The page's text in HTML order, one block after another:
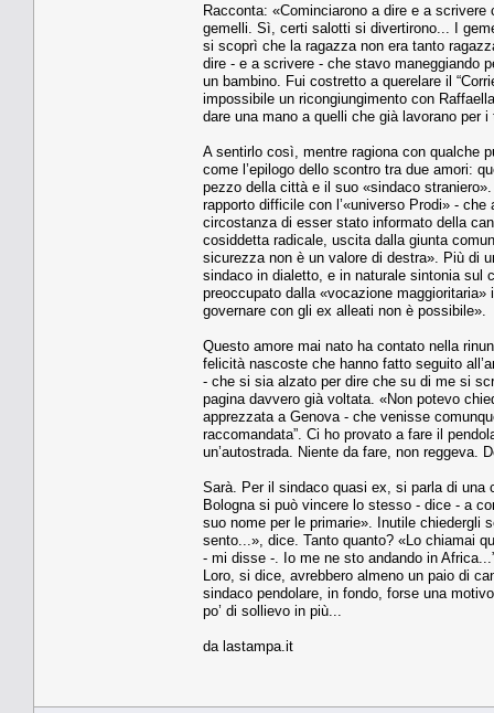
Racconta: «Cominciarono a dire e a
gemelli. Sì, certi salotti si divertirono... I
si scoprì che la ragazza non era tanto
dire - e a scrivere - che stavo maneggiando
un bambino. Fui costretto a querelare il
impossibile un ricongiungimento con
dare una mano a quelli che già lavorano per
A sentirlo così, mentre ragiona con qualche
come l’epilogo dello scontro tra due amori:
pezzo della città e il suo «sindaco
rapporto difficile con l’«universo Prodi» -
circostanza di esser stato informato della
cosiddetta radicale, uscita dalla giunta
sicurezza non è un valore di destra». Più di
sindaco in dialetto, e in naturale sintonia sul
preoccupato dalla «vocazione
governare con gli ex alleati non è possibile».
Questo amore mai nato ha contato nella
felicità nascoste che hanno fatto seguito
- che si sia alzato per dire che su di me si
pagina davvero già voltata. «Non potevo
apprezzata a Genova - che venisse
raccomandata”. Ci ho provato a fare il
un’autostrada. Niente da fare, non reggeva.
Sarà. Per il sindaco quasi ex, si parla di una
Bologna si può vincere lo stesso - dice - a
suo nome per le primarie». Inutile chiedergli
sento...», dice. Tanto quanto? «Lo chiamai
- mi disse -. Io me ne sto andando in
Loro, si dice, avrebbero almeno un paio di
sindaco pendolare, in fondo, forse una
po’ di sollievo in più...
da lastampa.it